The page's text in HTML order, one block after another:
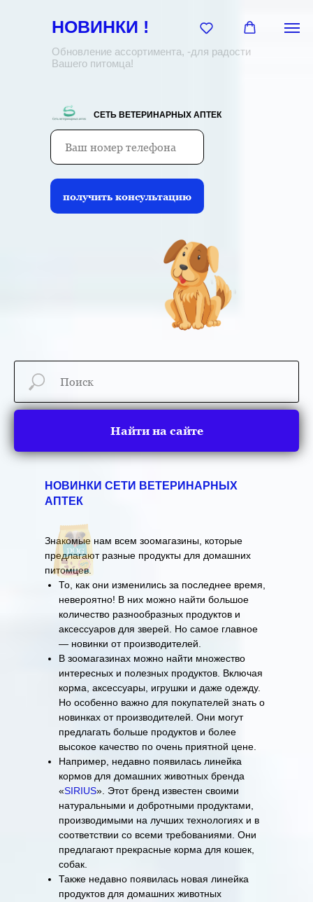
НОВИНКИ !
СЕТЬ ВЕТЕРИНАРНЫХ АПТЕК
Обновление ассортимента, -для радости
Вашего питомца!
получить консультацию
Найти на сайте
НОВИНКИ СЕТИ ВЕТЕРИНАРНЫХ
АПТЕК
Знакомые нам всем зоомагазины, которые
предлагают разные продукты для домашних
питомцев.
То, как они изменились за последнее время,
невероятно! В них можно найти большое
количество разнообразных продуктов и
аксессуаров для зверей. Но самое главное
— новинки от производителей.
В зоомагазинах можно найти множество
интересных и полезных продуктов. Включая
корма, аксессуары, игрушки и даже одежду.
Но особенно важно для покупателей знать о
новинках от производителей. Они могут
предлагать больше продуктов и более
высокое качество по очень приятной цене.
Например, недавно появилась линейка
кормов для домашних животных бренда
«SIRIUS». Этот бренд известен своими
натуральными и добротными продуктами,
производимыми на лучших технологиях и в
соответствии со всеми требованиями. Они
предлагают прекрасные корма для кошек,
собак.
Также недавно появилась новая линейка
продуктов для домашних животных